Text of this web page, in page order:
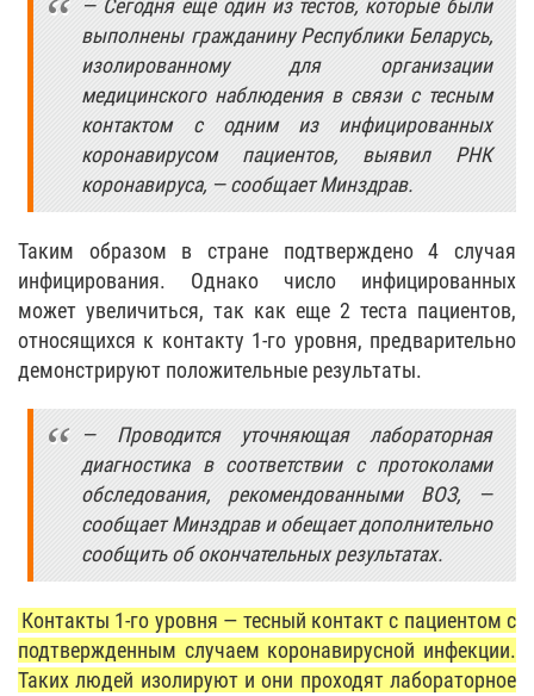
— Сегодня еще один из тестов, которые были
выполнены гражданину Республики Беларусь,
изолированному для организации
медицинского наблюдения в связи с тесным
контактом с одним из инфицированных
коронавирусом пациентов, выявил РНК
коронавируса, — сообщает Минздрав.
Таким образом в стране подтверждено 4 случая
инфицирования. Однако число инфицированных
может увеличиться, так как еще 2 теста пациентов,
относящихся к контакту 1-го уровня, предварительно
демонстрируют положительные результаты.
— Проводится уточняющая лабораторная
диагностика в соответствии с протоколами
обследования, рекомендованными ВОЗ, —
сообщает Минздрав и обещает дополнительно
сообщить об окончательных результатах.
Контакты 1-го уровня — тесный контакт с пациентом с
подтвержденным случаем коронавирусной инфекции.
Таких людей изолируют и они проходят лабораторное